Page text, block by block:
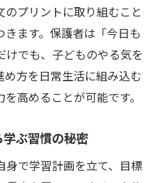
プリントに取り組むこと
ます。保護者は「今日も
でも、子どものやる気を
方を日常生活に組み込む
高めることが可能です。
ぶ習慣の秘密
身で学習計画を立て、目標